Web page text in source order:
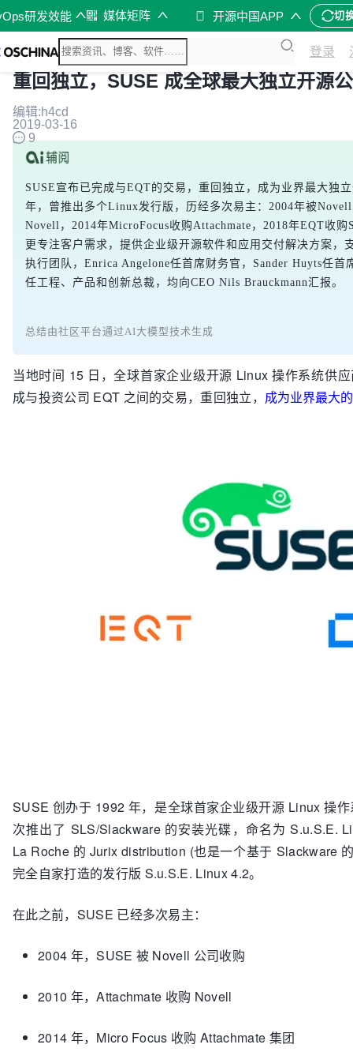
研发效能 媒体矩阵 开源中国APP 切
登录
重回独立，SUSE 成全球最大独立开源
编辑:h4cd
2019-03-16
9
SUSE宣布已完成与EQT的交易，重回独立，成为业界最大独
年，曾推出多个Linux发行版，历经多次易主：2004年被
Novell，2014年MicroFocus收购Attachmate，2018年EQT收购
更专注客户需求，提供企业级开源软件和应用交付解决方案，
执行团队，Enrica Angelone任首席财务官，Sander Huyts任首
任工程、产品和创新总裁，均向CEO Nils Brauckmann汇报。
总结由社区平台通过AI大模型技术生成
当地时间 15 日，全球首家企业级开源 Linux 操作系统供
成与投资公司 EQT 之间的交易，重回独立， 成为业界最大
SUSE 创办于 1992 年，是全球首家企业级开源 Linux 操
次推出了 SLS/Slackware 的安装光碟，命名为 S.u.S.E.
La Roche 的 Jurix distribution (也是一个基于 Slackware
完全自家打造的发行版 S.u.S.E. Linux 4.2。
在此之前，SUSE 已经多次易主：
2004 年，SUSE 被 Novell 公司收购
2010 年，Attachmate 收购 Novell
2014 年，Micro Focus 收购 Attachmate 集团